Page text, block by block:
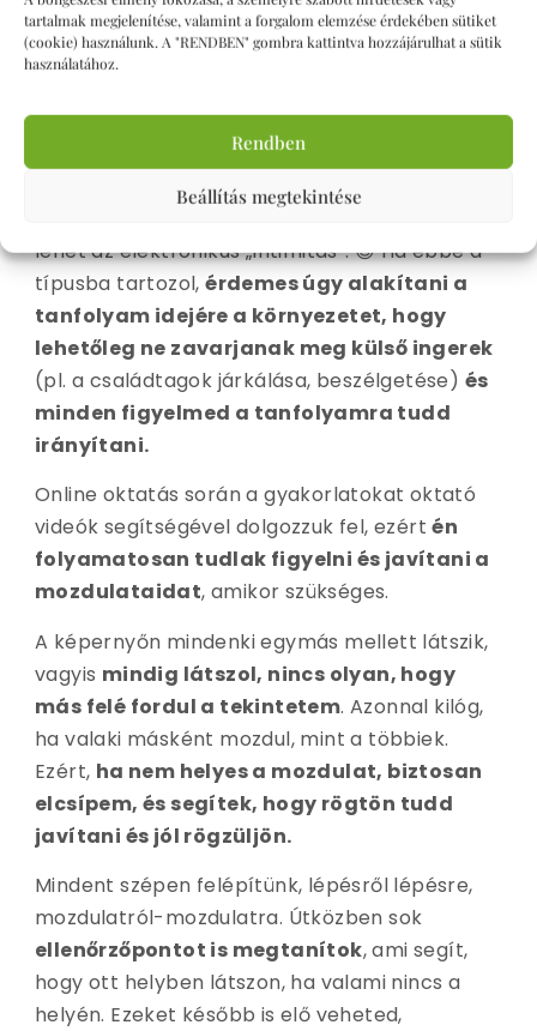
tartalmak megjelenítése, valamint a forgalom elemzése érdekében sütiket
(cookie) használunk. A "RENDBEN" gombra kattintva hozzájárulhat a sütik
használatához.
Rendben
Beállítás megtekintése
Személyes oktatás alkalmával is a
szavainkkal kell elérni, hogy mindenki azt a
Természetesen vannak dolgok, amiben az
online óra különbözik. Van, aki nem szereti a
lehet az elektronikus „intimitás”. 😉 Ha ebbe a
típusba tartozol,érdemes úgy alakítani a
tanfolyam idejére a környezetet, hogy
lehetőleg ne zavarjanak meg külső ingerek
(pl. a családtagok járkálása, beszélgetése) és
minden figyelmed a tanfolyamra tudd
irányítani.
Online oktatás során a gyakorlatokat oktató
videók segítségével dolgozzuk fel, ezértén
folyamatosan tudlak figyelni és javítani a
mozdulataidat, amikor szükséges.
A képernyőn mindenki egymás mellett látszik,
vagyis mindig látszol, nincs olyan, hogy
más felé fordul a tekintetem. Azonnal kilóg,
ha valaki másként mozdul, mint a többiek.
Ezért, ha nem helyes a mozdulat, biztosan
elcsípem, és segítek, hogy rögtön tudd
javítani és jól rögzüljön.
Mindent szépen felépítünk, lépésről lépésre,
mozdulatról-mozdulatra. Útközben sok
ellenőrzőpontot is megtanítok, ami segít,
hogy ott helyben látszon, ha valami nincs a
helyén. Ezeket később is elő veheted,